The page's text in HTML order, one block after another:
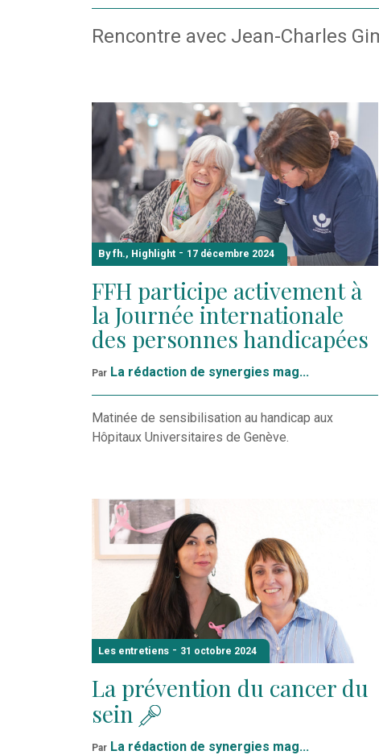
Rencontre avec Jean-Charles
By fh., Highlight - 17 décembre 2024
FFH participe activement à
la Journée internationale
des personnes handicapées
Par La rédaction de synergies mag...
Matinée de sensibilisation au handicap aux
Hôpitaux Universitaires de Genève.
Les entretiens - 31 octobre 2024
La prévention du cancer du
sein
Par La rédaction de synergies mag...